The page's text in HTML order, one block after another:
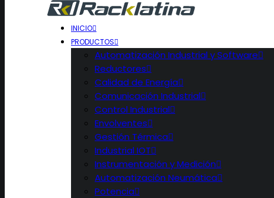
INICIO
PRODUCTOS
Automatización Industrial y Software
Reductores
Calidad de Energía
Comunicación Industrial
Control Industrial
Envolventes
Gestión Térmica
Industrial IOT
Instrumentación y Medición
Automatización Neumática
Potencia